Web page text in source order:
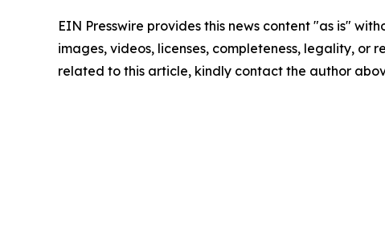
EIN Presswire provides this news content "as is"
images, videos, licenses, completeness, legality,
related to this article, kindly contact the author